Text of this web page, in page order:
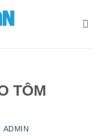
TÔM
ADMIN